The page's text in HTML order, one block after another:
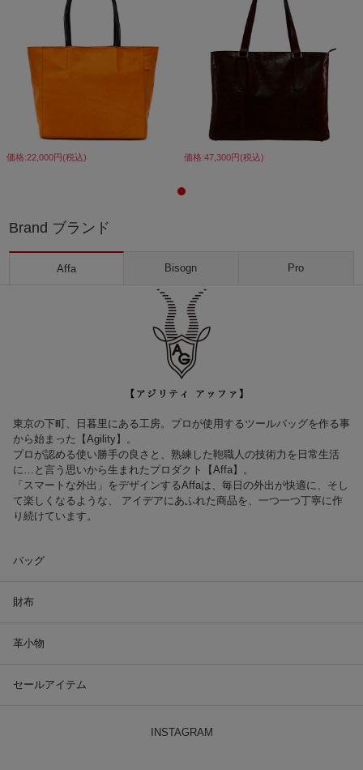
価格:22,000円(税込) 価格:47,300円(税込)
Brand ブランド
Affa Bisogn Pro
東京の下町、日暮里にある工房。プロが使用するツールバッグを作る事
から始まった【Agility】。
プロが認める使い勝手の良さと、熟練した鞄職人の技術力を日常生活
に…と言う思いから生まれたプロダクト【Affa】。
「スマートな外出」をデザインするAffaは、毎日の外出が快適に、そし
て楽しくなるような、 アイデアにあふれた商品を、一つ一つ丁寧に作
り続けています。
バッグ
財布
革小物
セールアイテム
INSTAGRAM